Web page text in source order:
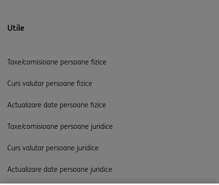
Utile
Taxe/comisioane persoane fizice
Curs valutar persoane fizice
Actualizare date persoane fizice
Taxe/comisioane persoane juridice
Curs valutar persoane juridice
Actualizare date persoane juridice